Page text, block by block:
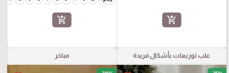
add_shopping_cart
add_shopping_cart
علب توزيعات بأشكال فريدة مباخر